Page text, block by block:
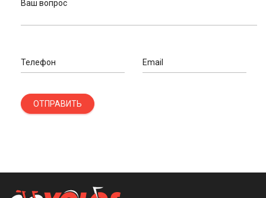
Ваш вопрос
Телефон Email
ОТПРАВИТЬ